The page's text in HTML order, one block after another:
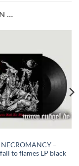
…
NECROMANCY –
to flames LP black